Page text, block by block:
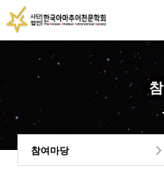
참여마당